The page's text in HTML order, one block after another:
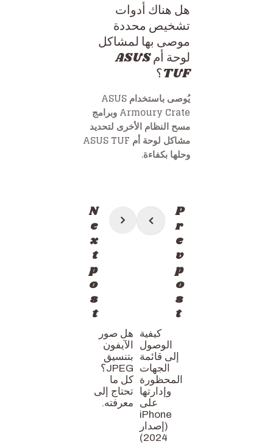
هل هناك أدوات
تشخيص محددة
موصى بها لمشاكل
لوحة أم ASUS
TUF؟
يُوصى باستخدام ASUS
Armoury Crate وبرامج
مسح النظام الأخرى لتحديد
مشاكل لوحة أم ASUS TUF
وحلها بكفاءة.
تصفّح
المقالات
P
r
e
v
p
o
s
t
كيفية
الوصول
إلى قائمة
الجهات
المحظورة
وإدارتها
على
iPhone
(إصدار
2024)
N
e
x
t
p
o
s
t
هل صور
الآيفون
بتنسيق
JPEG؟
كل ما
تحتاج إلى
معرفته.